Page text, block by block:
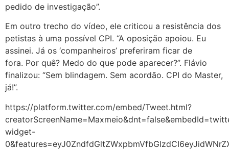
pedido de investigação”.
Em outro trecho do vídeo, ele criticou a resistência dos
petistas à uma possível CPI. “A oposição apoiou. Eu
assinei. Já os ‘companheiros’ preferiram ficar de
fora. Por quê? Medo do que pode aparecer?”. Flávio
finalizou: “Sem blindagem. Sem acordão. CPI do Master,
já!”.
https://platform.twitter.com/embed/Tweet.html?
widget-